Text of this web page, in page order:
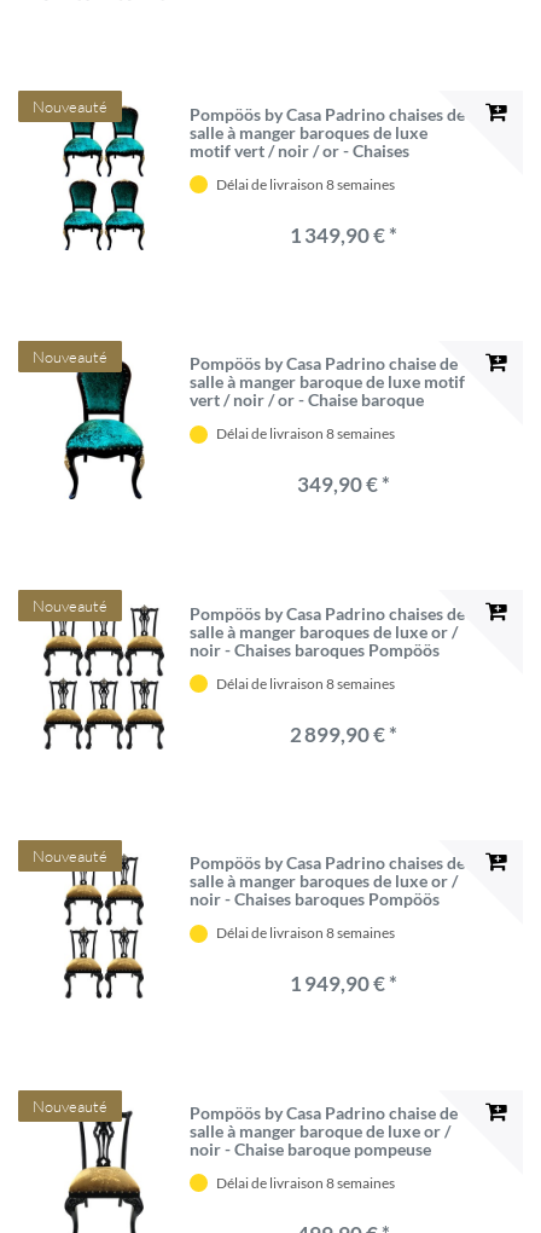
Nouveauté
Pompöös by Casa Padrino chaises de
salle à manger baroques de luxe
motif vert / noir / or - Chaises
Harald Glööckler - 4 Chaises de salle
Délai de livraison 8 semaines
1 349,90 € *
Nouveauté
Pompöös by Casa Padrino chaise de
salle à manger baroque de luxe motif
vert / noir / or - Chaise baroque
Glööckler - Mobilier de salle à
Délai de livraison 8 semaines
349,90 € *
Nouveauté
Pompöös by Casa Padrino chaises de
salle à manger baroques de luxe or /
noir - Chaises baroques Pompöös
Chaises de salle à manger
Délai de livraison 8 semaines
2 899,90 € *
Nouveauté
Pompöös by Casa Padrino chaises de
salle à manger baroques de luxe or /
noir - Chaises baroques Pompöös
Chaises de salle à manger
Délai de livraison 8 semaines
1 949,90 € *
Nouveauté
Pompöös by Casa Padrino chaise de
salle à manger baroque de luxe or /
noir - Chaise baroque pompeuse
Mobilier de salle à manger baroque
Délai de livraison 8 semaines